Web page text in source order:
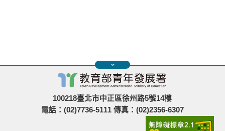
100218臺北市中正區徐州路5號14樓
電話：(02)7736-5111 傳真：(02)2356-6307